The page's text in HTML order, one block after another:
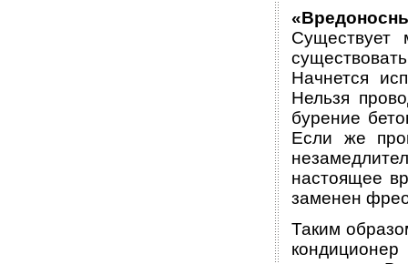
Существует
Начнется
Нельзя
бурение
Если же
настоящее
заменен
Таким